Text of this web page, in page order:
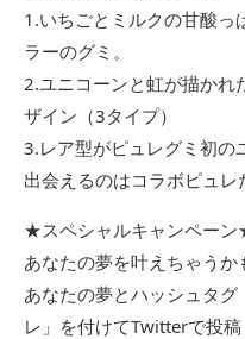
1.いちごとミルクの甘酸っ
ラーのグミ。
2.ユニコーンと虹が描かれ
ザイン（3タイプ）
3.レア型がピュレグミ初の
出会えるのはコラボピュレ
★スペシャルキャンペー
あなたの夢を叶えちゃう
あなたの夢とハッシュタ
レ」を付けてTwitterで投稿